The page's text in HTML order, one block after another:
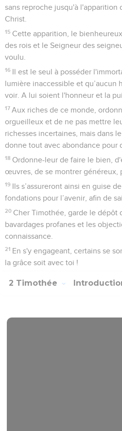
sans reproche jusqu'à l'apparition
Christ.
15 Cette apparition, le
des rois et le Seigneur des
voulu.
16 Il est le seul à posséder
lumière inaccessible et qu’aucun
voir. A lui soient l'honneur et la
17 Aux riches de ce monde,
orgueilleux et de ne pas mettre
richesses incertaines, mais dans
donne tout avec abondance pour
18 Ordonne-leur de faire le bien,
œuvres, de se montrer généreux,
19 Ils s’assureront ainsi en guise
fondations pour l’avenir, afin de
20 Cher Timothée, garde le dépôt
bavardages profanes et les
connaissance.
21 En s'y engageant, certains se
la grâce soit avec toi !
2 Timothée